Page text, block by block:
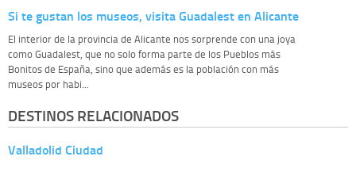
Si te gustan los museos, visita Guadalest en Alicante
El interior de la provincia de Alicante nos sorprende con una joya
como Guadalest, que no solo forma parte de los Pueblos más
Bonitos de España, sino que además es la población con más
museos por habi...
DESTINOS RELACIONADOS
Valladolid Ciudad